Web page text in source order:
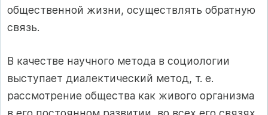
общественной жизни, осуществлять обратную
связь.
В качестве научного метода в социологии
выступает диалектический метод, т. е.
рассмотрение общества как живого организма